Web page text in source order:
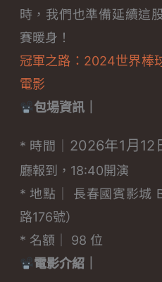
時，我們也準備延續這
賽暖身！
冠軍之路：2024世界棒
電影
包場資訊｜
* 時間｜ 2026年1月12
廳報到，18:40開演
* 地點｜ 長春國賓影城
路176號）
* 名額｜ 98 位
電影介紹